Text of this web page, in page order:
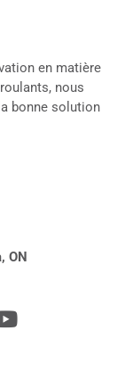
en matière
nous
bonne solution
ON